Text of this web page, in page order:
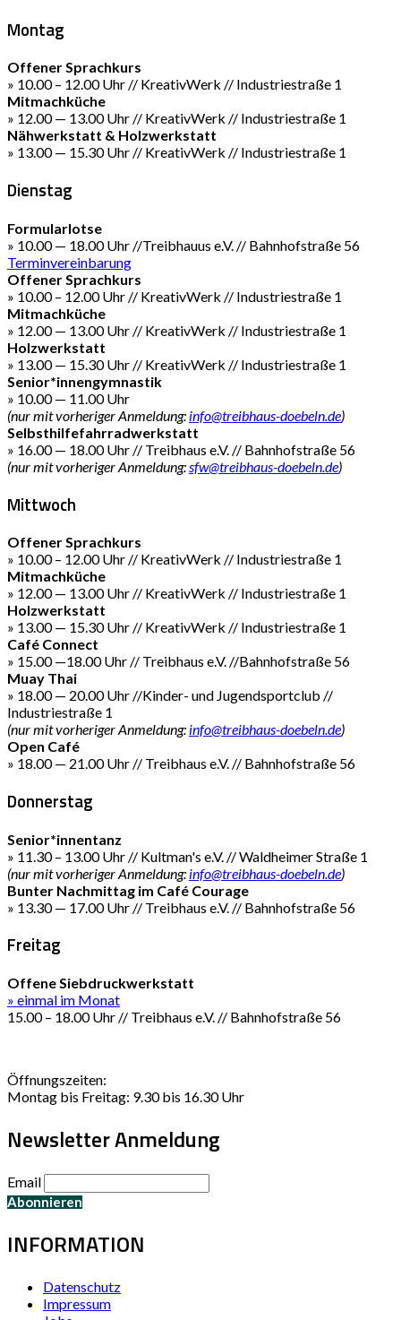
Montag
Offener Sprachkurs
» 10.00 – 12.00 Uhr // KreativWerk // Industriestraße 1
Mitmachküche
» 12.00 — 13.00 Uhr // KreativWerk // Industriestraße 1
Nähwerkstatt & Holzwerkstatt
» 13.00 — 15.30 Uhr // KreativWerk // Industriestraße 1
Dienstag
Formularlotse
» 10.00 — 18.00 Uhr //Treibhauus e.V. // Bahnhofstraße 56
Terminvereinbarung
Offener Sprachkurs
» 10.00 – 12.00 Uhr // KreativWerk // Industriestraße 1
Mitmachküche
» 12.00 — 13.00 Uhr // KreativWerk // Industriestraße 1
Holzwerkstatt
» 13.00 — 15.30 Uhr // KreativWerk // Industriestraße 1
Senior*innengymnastik
» 10.00 — 11.00 Uhr
(nur mit vorheriger Anmeldung: info@treibhaus-doebeln.de)
Selbsthilfefahrradwerkstatt
» 16.00 — 18.00 Uhr // Treibhaus e.V. // Bahnhofstraße 56
(nur mit vorheriger Anmeldung:sfw@treibhaus-doebeln.de)
Mittwoch
Offener Sprachkurs
» 10.00 – 12.00 Uhr // KreativWerk // Industriestraße 1
Mitmachküche
» 12.00 — 13.00 Uhr // KreativWerk // Industriestraße 1
Holzwerkstatt
» 13.00 — 15.30 Uhr // KreativWerk // Industriestraße 1
Café Connect
» 15.00 —18.00 Uhr // Treibhaus e.V. //Bahnhofstraße 56
Muay Thai
» 18.00 — 20.00 Uhr //Kinder- und Jugendsportclub //
Industriestraße 1
(nur mit vorheriger Anmeldung: info@treibhaus-doebeln.de)
Open Café
» 18.00 — 21.00 Uhr // Treibhaus e.V. // Bahnhofstraße 56
Donnerstag
Senior*innentanz
» 11.30 – 13.00 Uhr // Kultman's e.V. // Waldheimer Straße 1
(nur mit vorheriger Anmeldung: info@treibhaus-doebeln.de)
Bunter Nachmittag im Café Courage
» 13.30 — 17.00 Uhr // Treibhaus e.V. // Bahnhofstraße 56
Freitag
Offene Siebdruckwerkstatt
» einmal im Monat
15.00 – 18.00 Uhr // Treibhaus e.V. // Bahnhofstraße 56
Öffnungszeiten:
Montag bis Freitag: 9.30 bis 16.30 Uhr
Newsletter Anmeldung
Email
INFORMATION
Datenschutz
Impressum